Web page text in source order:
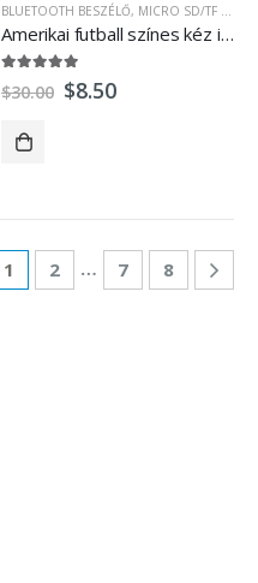
,MINI HANGSZÓRÓ ,KÜLTÉRI
BLUETOOTH BESZÉLŐ, MICRO SD/TF KÁRTYA HANGSZÓRÓ
Amerikai futball színes kéz ingyenes Mini Bluetooth beszélő
ki a 5
$30.00 $8.50
1 2 … 7 8